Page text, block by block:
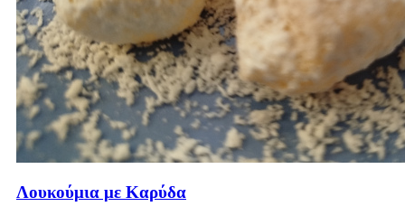
Λουκούμια με Καρύδα